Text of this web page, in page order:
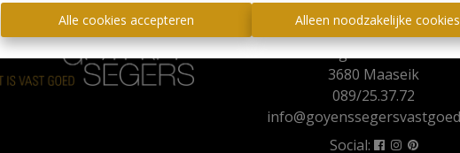
Alle cookies accepteren Alleen noodzakelijke cookies
Contact
Koning Albertlaan 13a
3680 Maaseik
089/25.37.72
Social: